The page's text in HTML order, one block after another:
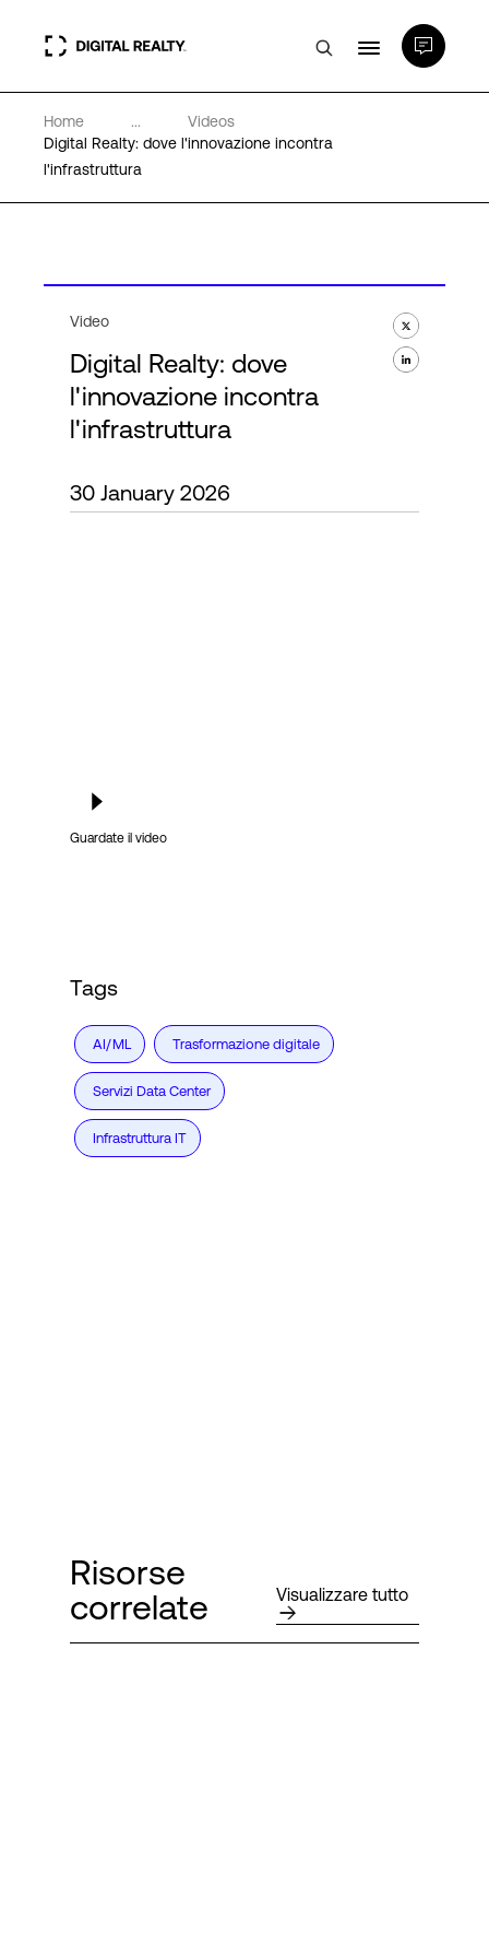
Data center
PlatformDIGITAL®
Chi Siamo
Language
Home ...
Videos
Digital Realty: dove l'innovazione incontra
l'infrastruttura
Video
Digital Realty: dove
l'innovazione incontra
l'infrastruttura
30 January 2026
Guardate il video
Tags
AI/ML Trasformazione digitale
Servizi Data Center
Infrastruttura IT
Risorse
correlate
Visualizzare tutto